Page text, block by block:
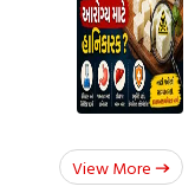
View More